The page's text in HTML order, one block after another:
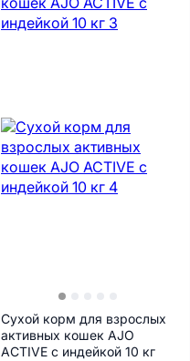
Сухой корм для взрослых
активных кошек AJO
ACTIVE с индейкой 10 кг